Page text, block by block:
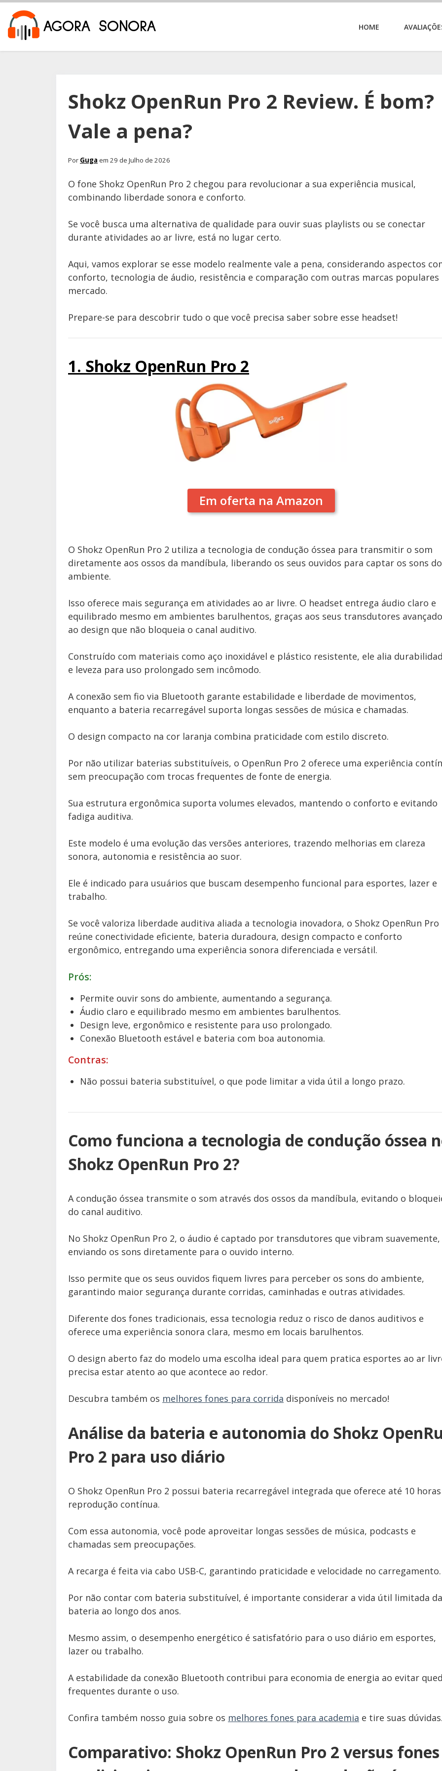
HOME
Shokz OpenRun Pro 2 Review. É bom?
Vale a pena?
Por Guga em 29 de Julho de 2026
O fone Shokz OpenRun Pro 2 chegou para revolucionar a sua experiência musical,
combinando liberdade sonora e conforto.
Se você busca uma alternativa de qualidade para ouvir suas playlists ou se conectar
durante atividades ao ar livre, está no lugar certo.
Aqui, vamos explorar se esse modelo realmente vale a pena, considerando aspectos
conforto, tecnologia de áudio, resistência e comparação com outras marcas populares
mercado.
Prepare-se para descobrir tudo o que você precisa saber sobre esse headset!
1. Shokz OpenRun Pro 2
Em oferta na Amazon
O Shokz OpenRun Pro 2 utiliza a tecnologia de condução óssea para transmitir o som
diretamente aos ossos da mandíbula, liberando os seus ouvidos para captar os sons do
ambiente.
Isso oferece mais segurança em atividades ao ar livre. O headset entrega áudio claro e
equilibrado mesmo em ambientes barulhentos, graças aos seus transdutores
ao design que não bloqueia o canal auditivo.
Construído com materiais como aço inoxidável e plástico resistente, ele alia
e leveza para uso prolongado sem incômodo.
A conexão sem fio via Bluetooth garante estabilidade e liberdade de movimentos,
enquanto a bateria recarregável suporta longas sessões de música e chamadas.
O design compacto na cor laranja combina praticidade com estilo discreto.
Por não utilizar baterias substituíveis, o OpenRun Pro 2 oferece uma experiência
sem preocupação com trocas frequentes de fonte de energia.
Sua estrutura ergonômica suporta volumes elevados, mantendo o conforto e evitando
fadiga auditiva.
Este modelo é uma evolução das versões anteriores, trazendo melhorias em clareza
sonora, autonomia e resistência ao suor.
Ele é indicado para usuários que buscam desempenho funcional para esportes, lazer e
trabalho.
Se você valoriza liberdade auditiva aliada a tecnologia inovadora, o Shokz OpenRun Pro
reúne conectividade eficiente, bateria duradoura, design compacto e conforto
ergonômico, entregando uma experiência sonora diferenciada e versátil.
Prós:
Permite ouvir sons do ambiente, aumentando a segurança.
Áudio claro e equilibrado mesmo em ambientes barulhentos.
Design leve, ergonômico e resistente para uso prolongado.
Conexão Bluetooth estável e bateria com boa autonomia.
Contras:
Não possui bateria substituível, o que pode limitar a vida útil a longo prazo.
Como funciona a tecnologia de condução óssea
Shokz OpenRun Pro 2?
A condução óssea transmite o som através dos ossos da mandíbula, evitando o
do canal auditivo.
No Shokz OpenRun Pro 2, o áudio é captado por transdutores que vibram suavemente,
enviando os sons diretamente para o ouvido interno.
Isso permite que os seus ouvidos fiquem livres para perceber os sons do ambiente,
garantindo maior segurança durante corridas, caminhadas e outras atividades.
Diferente dos fones tradicionais, essa tecnologia reduz o risco de danos auditivos e
oferece uma experiência sonora clara, mesmo em locais barulhentos.
O design aberto faz do modelo uma escolha ideal para quem pratica esportes ao ar
precisa estar atento ao que acontece ao redor.
Descubra também os melhores fones para corrida disponíveis no mercado!
Análise da bateria e autonomia do Shokz
Pro 2 para uso diário
O Shokz OpenRun Pro 2 possui bateria recarregável integrada que oferece até 10
reprodução contínua.
Com essa autonomia, você pode aproveitar longas sessões de música, podcasts e
chamadas sem preocupações.
A recarga é feita via cabo USB-C, garantindo praticidade e velocidade no carregamento.
Por não contar com bateria substituível, é importante considerar a vida útil limitada da
bateria ao longo dos anos.
Mesmo assim, o desempenho energético é satisfatório para o uso diário em esportes,
lazer ou trabalho.
A estabilidade da conexão Bluetooth contribui para economia de energia ao evitar
frequentes durante o uso.
Confira também nosso guia sobre os melhores fones para academia e tire suas
Comparativo: Shokz OpenRun Pro 2 versus fones